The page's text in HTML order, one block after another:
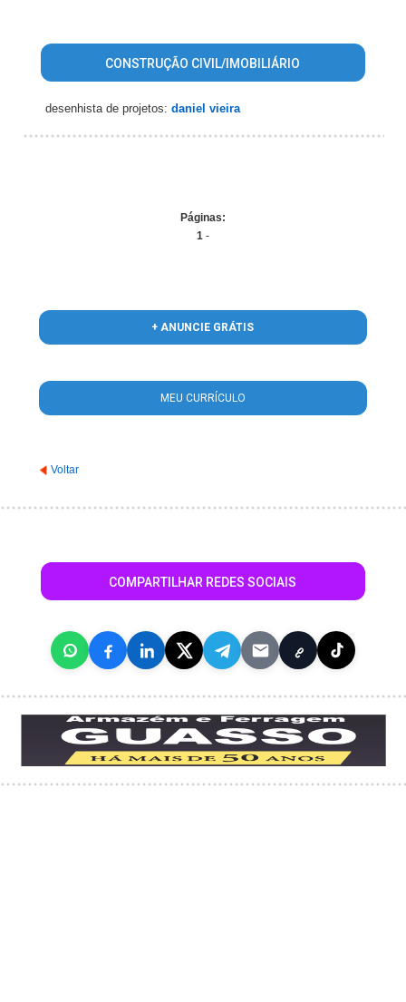
CONSTRUÇÃO CIVIL/IMOBILIÁRIO
desenhista de projetos: daniel vieira
Páginas:
1 -
+ ANUNCIE GRÁTIS
MEU CURRÍCULO
Voltar
COMPARTILHAR REDES SOCIAIS